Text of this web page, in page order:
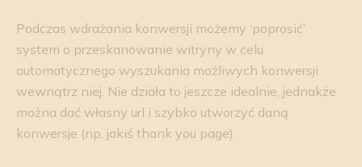
Podczas wdrażania konwersji możemy ‘poprosić’
system o przeskanowanie witryny w celu
automatycznego wyszukania możliwych konwersji
wewnątrz niej. Nie działa to jeszcze idealnie, jednakże
można dać własny url i szybko utworzyć daną
konwersje (np. jakiś thank you page).